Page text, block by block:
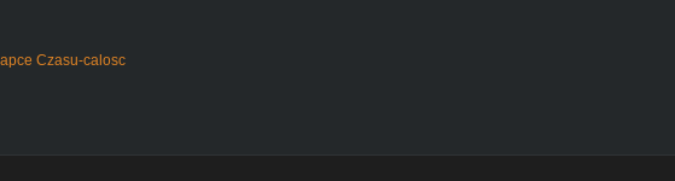
Jednocześnie próbują dociec dlaczego Ziemia zniknęła. Po jakimś
Vlagosom.
Czasu-calosc